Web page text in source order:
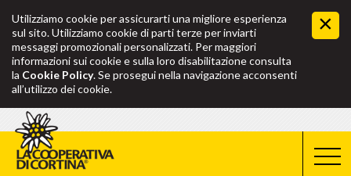
Utilizziamo cookie per assicurarti una migliore esperienza
sul sito. Utilizziamo cookie di parti terze per inviarti
messaggi promozionali personalizzati. Per maggiori
informazioni sui cookie e sulla loro disabilitazione consulta
la Cookie Policy. Se prosegui nella navigazione acconsenti
all’utilizzo dei cookie.